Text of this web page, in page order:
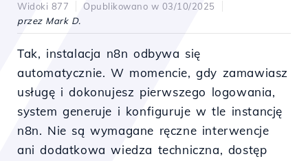
Widoki 877
Opublikowano w 03/10/2025
przez Mark D.
Tak, instalacja n8n odbywa się
automatycznie. W momencie, gdy zamawiasz
usługę i dokonujesz pierwszego logowania,
system generuje i konfiguruje w tle instancję
n8n. Nie są wymagane ręczne interwencje
ani dodatkowa wiedza techniczna, dostęp